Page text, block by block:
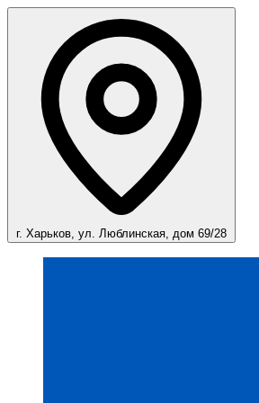
г. Харьков, ул. Люблинская, дом 69/28